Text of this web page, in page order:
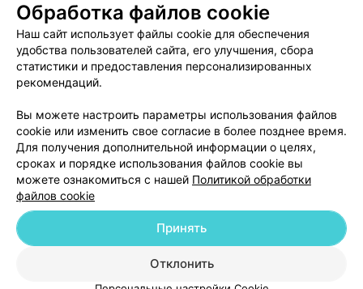
Пользовательское соглашение
Способы оплаты
Вакансии
Партнеры
Написать руководителю 103.by
Обработка персональных данных
© 2026 ООО «Артокс Лаб», УНП 191700409
| 220012, Республика Беларусь,
Служба поддержки +375 291212755
Обработка файлов cookie
Наш сайт использует файлы cookie для обеспечения
удобства пользователей сайта, его улучшения, сбора
статистики и предоставления персонализированных
рекомендаций.
Вы можете настроить параметры использования файлов
cookie или изменить свое согласие в более позднее время.
Для получения дополнительной информации о целях,
сроках и порядке использования файлов cookie вы
можете ознакомиться с нашей Политикой обработки
файлов cookie
Отклонить
Принять